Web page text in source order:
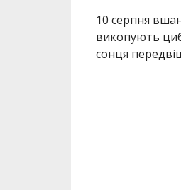
10 серпня
викопують
сонця